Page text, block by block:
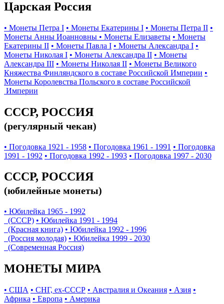
Царская Россия
• Монеты Петра I • Монеты Екатерины I • Монеты Петра II •
Монеты Анны Иоанновны • Монеты Елизаветы • Монеты
Екатерины II • Монеты Павла I • Монеты Александра I •
Монеты Николая I • Монеты Александра II • Монеты
Александра III • Монеты Николая II • Монеты Великого
Княжества Финляндского в составе Российской Империи •
Монеты Королевства Польского в составе Российской
Империи
СССР, РОССИЯ
(регулярный чекан)
• Погодовка 1921 - 1958 • Погодовка 1961 - 1991 • Погодовка
1991 - 1992 • Погодовка 1992 - 1993 • Погодовка 1997 - 2030
СССР, РОССИЯ
(юбилейные монеты)
• Юбилейка 1965 - 1992
(СССР) • Юбилейка 1991 - 1994
(Красная книга) • Юбилейка 1992 - 1996
(Россия молодая) • Юбилейка 1999 - 2030
(Современная Россия)
МОНЕТЫ МИРА
• США • СНГ, ex-СССР • Австралия и Океания • Азия •
Африка • Европа • Америка